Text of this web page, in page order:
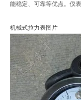
能稳定、可靠等优点。仪
机械式拉力表图片